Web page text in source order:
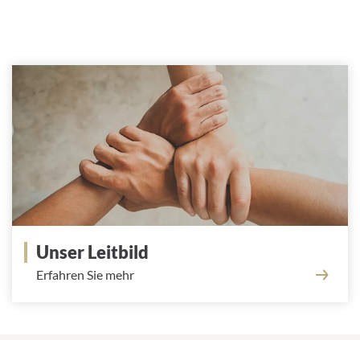
Unser Leitbild
Erfahren Sie mehr